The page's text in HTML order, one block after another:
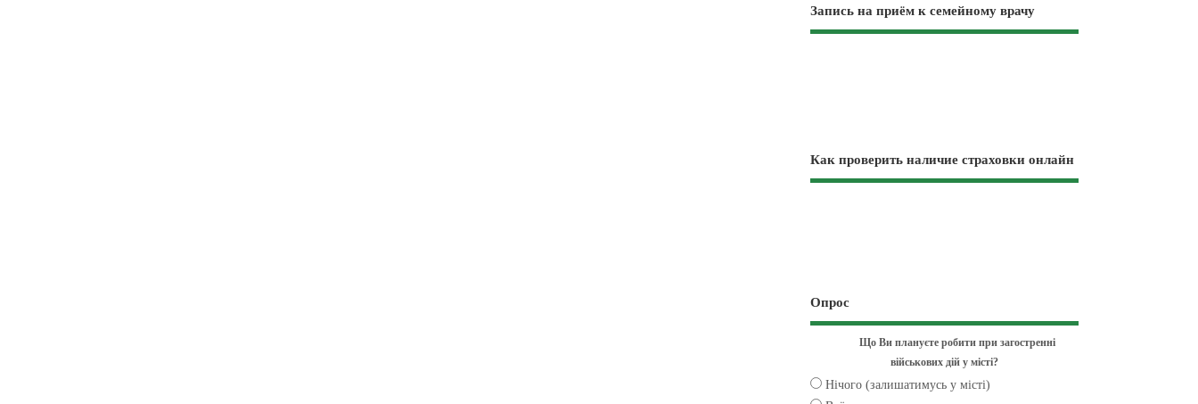
Запись на приём к семейному врачу
Как проверить наличие страховки онлайн
Опрос
Що Ви плануєте робити при загостренні
військових дій у місті?
Нічого (залишатимусь у місті)